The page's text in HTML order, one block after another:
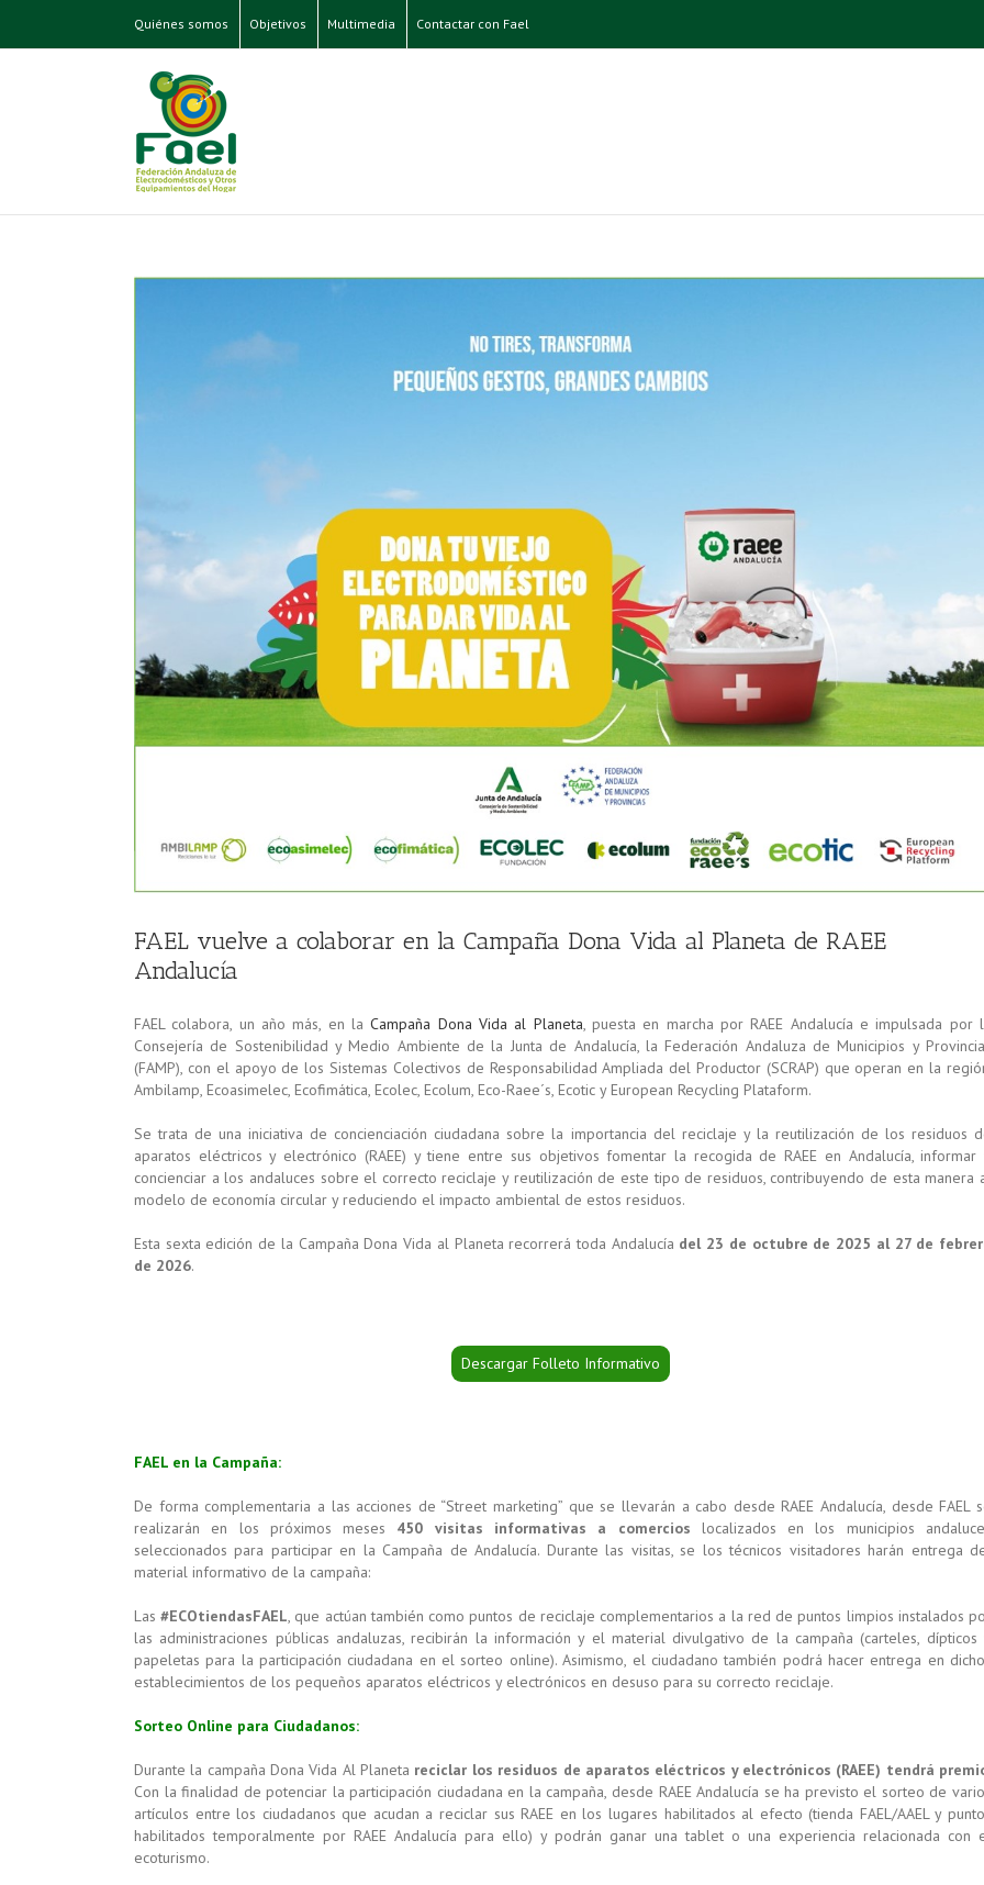
Quiénes somos Objetivos Multimedia Contactar con Fael
FAEL vuelve a colaborar en la Campaña Dona Vida al Planeta de RAEE
Andalucía
FAEL colabora, un año más, en laCampaña Dona Vida al Planeta, puesta en marcha por RAEE Andalucía e impulsada por
Consejería de Sostenibilidad y Medio Ambiente de la Junta de Andalucía, la Federación Andaluza de Municipios y
(FAMP), con el apoyo de los Sistemas Colectivos de Responsabilidad Ampliada del Productor (SCRAP) que operan en la
Ambilamp, Ecoasimelec, Ecofimática, Ecolec, Ecolum, Eco-Raee´s, Ecotic y European Recycling Plataform.
Se trata de una iniciativa de concienciación ciudadana sobre la importancia del reciclaje y la reutilización de los residuos
aparatos eléctricos y electrónico (RAEE) y tiene entre sus objetivos fomentar la recogida de RAEE en Andalucía, informar
concienciar a los andaluces sobre el correcto reciclaje y reutilización de este tipo de residuos, contribuyendo de esta manera
modelo de economía circular y reduciendo el impacto ambiental de estos residuos.
Esta sexta edición de la Campaña Dona Vida al Planeta recorrerá toda Andalucía del 23 de octubre de 2025 al 27 de
de 2026.
Descargar Folleto Informativo
FAEL en la Campaña:
De forma complementaria a las acciones de “Street marketing” que se llevarán a cabo desde RAEE Andalucía, desde FAEL
realizarán en los próximos meses 450 visitas informativas a comercios localizados en los municipios
seleccionados para participar en la Campaña de Andalucía. Durante las visitas, se los técnicos visitadores harán entrega
material informativo de la campaña:
Las#ECOtiendasFAEL, que actúan también como puntos de reciclaje complementarios a la red de puntos limpios instalados
las administraciones públicas andaluzas, recibirán la información y el material divulgativo de la campaña (carteles, dípticos
papeletas para la participación ciudadana en el sorteo online). Asimismo, el ciudadano también podrá hacer entrega en
establecimientos de los pequeños aparatos eléctricos y electrónicos en desuso para su correcto reciclaje.
Sorteo Online para Ciudadanos:
Durante la campaña Dona Vida Al Planeta reciclar los residuos de aparatos eléctricos y electrónicos (RAEE) tendrá
Con la finalidad de potenciar la participación ciudadana en la campaña, desde RAEE Andalucía se ha previsto el sorteo de
artículos entre los ciudadanos que acudan a reciclar sus RAEE en los lugares habilitados al efecto (tienda FAEL/AAEL y
habilitados temporalmente por RAEE Andalucía para ello) y podrán ganar una tablet o una experiencia relacionada con
ecoturismo.